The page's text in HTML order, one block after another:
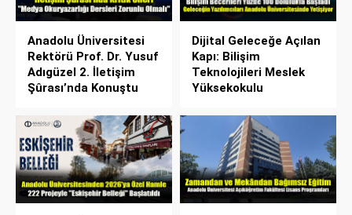
Anadolu Üniversitesi
Rektörü Prof. Dr. Yusuf
Adıgüzel 2. İletişim
Şûrası’nda Konuştu
Dijital Geleceğe Açılan
Kapı: Bilişim
Teknolojileri Meslek
Yüksekokulu